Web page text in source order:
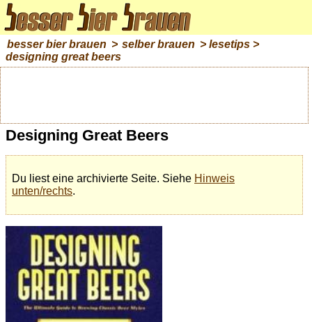
besser bier brauen > selber brauen > lesetips >
designing great beers
Designing Great Beers
Du liest eine archivierte Seite. Siehe Hinweis
unten/rechts.